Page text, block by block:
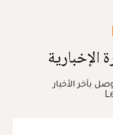
الإخبارية
بآخر الأخبار